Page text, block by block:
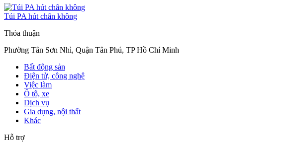
Túi PA hút chân không
Thỏa thuận
Phường Tân Sơn Nhì, Quận Tân Phú, TP Hồ Chí Minh
Bất động sản
Điện tử, công nghệ
Việc làm
Ô tô, xe
Dịch vụ
Gia dụng, nội thất
Khác
Hỗ trợ